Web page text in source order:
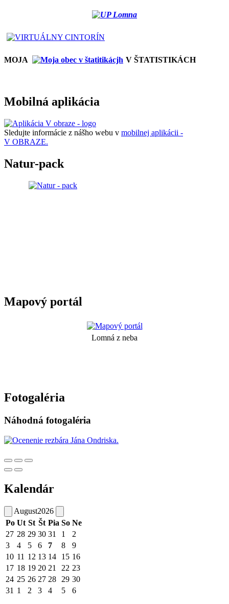
MOJA V ŠTATISTIKÁCH
Mobilná aplikácia
Sledujte informácie z nášho webu v mobilnej aplikácii -
V OBRAZE.
Natur-pack
Mapový portál
Lomná z neba
Fotogaléria
Náhodná fotogaléria
Kalendár
August2026
Po Ut St Št Pia So Ne
27 28 29 30 31 1
2
3
4 5 6 7 8
9
10 11 12 13 14 15 16
17 18 19 20 21 22 23
24 25 26 27 28 29 30
31 1 2 3 4 5 6